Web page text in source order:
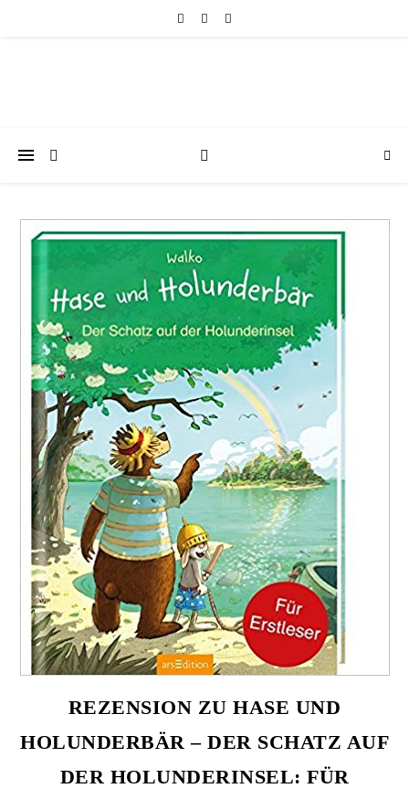
REZENSION ZU HASE UND
HOLUNDERBÄR – DER SCHATZ AUF
DER HOLUNDERINSEL: FÜR